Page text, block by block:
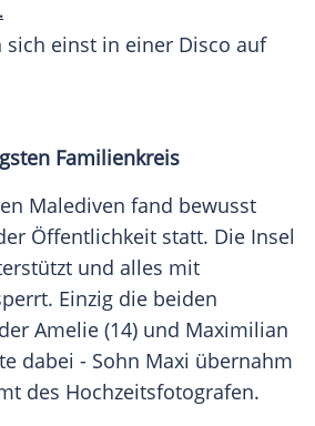
einst in einer Disco auf
Familienkreis
Malediven fand bewusst
Öffentlichkeit statt. Die Insel
und alles mit
Einzig die beiden
Amelie (14) und Maximilian
dabei - Sohn Maxi übernahm
des Hochzeitsfotografen.